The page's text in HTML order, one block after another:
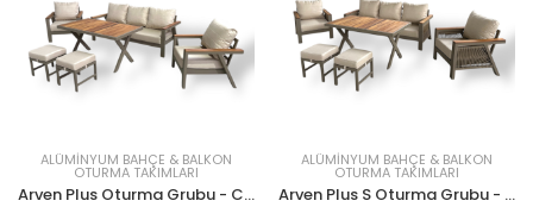
ALÜMINYUM BAHÇE & BALKON
OTURMA TAKIMLARI
Arven Plus Oturma Grubu - Capy
ALÜMINYUM BAHÇE & BALKON
OTURMA TAKIMLARI
Arven Plus S Oturma Grubu - Capy